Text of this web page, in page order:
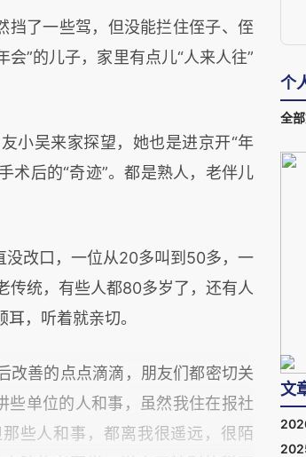
了一些驾，但没能拦住侄子、侄
”的儿子，家里有点儿“人来人往”
吴来家探望，她也是进京开“年
术后的“奇迹”。都是熟人，老伴儿
改口，一位从20多叫到50多，一
传统，有些人都80多岁了，还有人
耳，听着就亲切。
善的点点滴滴，朋友们都密切关
些单位的人和事，虽然我住在报社
些人和事，都离我很遥远，很陌
个
全
文